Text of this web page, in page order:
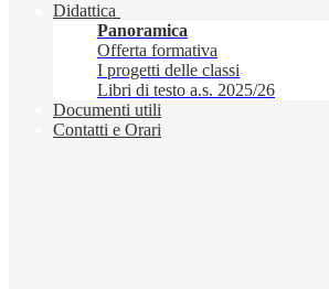
Didattica
Panoramica
Offerta formativa
I progetti delle classi
Libri di testo a.s. 2025/26
Documenti utili
Contatti e Orari